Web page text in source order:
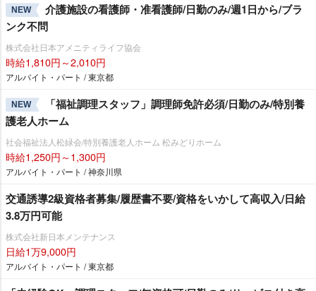
NEW
介護施設の看護師・准看護師/日勤のみ/週1日から/ブラ
ンク不問
株式会社日本アメニティライフ協会
時給1,810円～2,010円
アルバイト・パート / 東京都
NEW
「福祉調理スタッフ」調理師免許必須/日勤のみ/特別養
護老人ホーム
社会福祉法人松緑会/特別養護老人ホーム 松みどりホーム
時給1,250円～1,300円
アルバイト・パート / 神奈川県
交通誘導2級資格者募集/履歴書不要/資格をいかして高収入/日給
3.8万円可能
株式会社新日本メンテナンス
日給1万9,000円
アルバイト・パート / 東京都